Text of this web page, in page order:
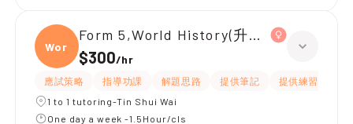
World
Form 5,World History(升中五)
$300/hr
應試策略 指導功課 解題思路 提供筆記
提供練習題/試題
1 to 1 tutoring-Tin Shui Wai
One day a week -1.5Hour/cls